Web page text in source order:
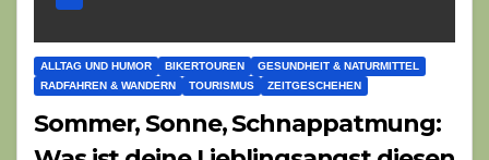
ALLTAG UND HUMOR BIKERTOUREN
GESUNDHEIT & NATURMITTEL
RADFAHREN & WANDERN
TOURISMUS ZEITGESCHEHEN
Sommer, Sonne, Schnappatmung: